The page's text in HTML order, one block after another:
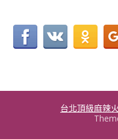
台北頂級麻辣